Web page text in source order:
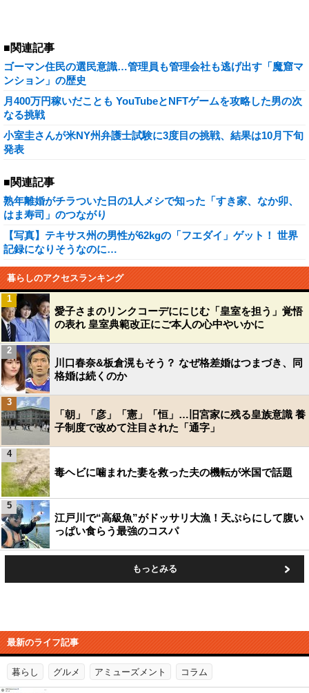
■関連記事
ゴーマン住民の選民意識…管理員も管理会社も逃げ出す「魔窟マ
ンション」の歴史
月400万円稼いだことも YouTubeとNFTゲームを攻略した男の次
なる挑戦
小室圭さんが米NY州弁護士試験に3度目の挑戦、結果は10月下旬
発表
■関連記事
熟年離婚がチラついた日の1人メシで知った「すき家、なか卯、
はま寿司」のつながり
【写真】テキサス州の男性が62kgの「フエダイ」ゲット！ 世界
記録になりそうなのに…
暮らしのアクセスランキング
愛子さまのリンクコーデににじむ「皇室を担う」覚悟
の表れ 皇室典範改正にご本人の心中やいかに
1
川口春奈&板倉滉もそう？ なぜ格差婚はつまづき、同
格婚は続くのか
2
「朝」「彦」「憲」「恒」…旧宮家に残る皇族意識 養
子制度で改めて注目された「通字」
3
毒ヘビに噛まれた妻を救った夫の機転が米国で話題
4
江戸川で“高級魚”がドッサリ大漁！天ぷらにして腹い
っぱい食らう最強のコスパ
5
もっとみる
最新のライフ記事
暮らし グルメ アミューズメント コラム